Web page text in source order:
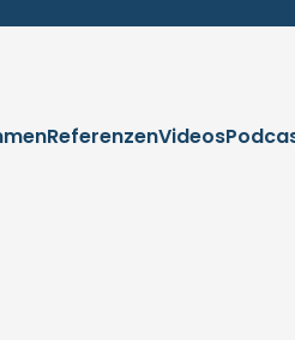
ReferenzenVideos